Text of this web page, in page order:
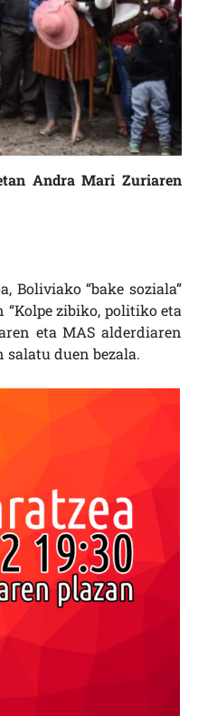
Andra Mari Zuriaren
Boliviako “bake soziala”
zibiko, politiko eta
eta MAS alderdiaren
salatu duen bezala.